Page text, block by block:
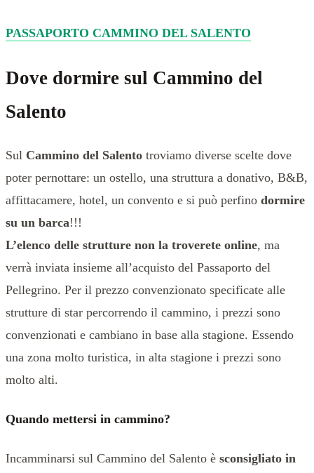
PASSAPORTO CAMMINO DEL SALENTO
Dove dormire sul Cammino del
Salento
Sul Cammino del Salento troviamo diverse scelte dove
poter pernottare: un ostello, una struttura a donativo, B&B,
affittacamere, hotel, un convento e si può perfino dormire
su un barca!!!
L’elenco delle strutture non la troverete online, ma
verrà inviata insieme all’acquisto del Passaporto del
Pellegrino. Per il prezzo convenzionato specificate alle
strutture di star percorrendo il cammino, i prezzi sono
convenzionati e cambiano in base alla stagione. Essendo
una zona molto turistica, in alta stagione i prezzi sono
molto alti.
Quando mettersi in cammino?
Incamminarsi sul Cammino del Salento è sconsigliato in